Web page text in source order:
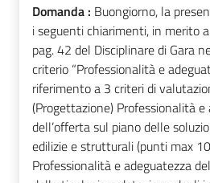
Domanda : Buongiorno, la
i seguenti chiarimenti, in merito
pag. 42 del Disciplinare di Gara
criterio “Professionalità e
riferimento a 3 criteri di
(Progettazione) Professionalità e
dell’offerta sul piano delle
edilizie e strutturali (punti max
Professionalità e adeguatezza